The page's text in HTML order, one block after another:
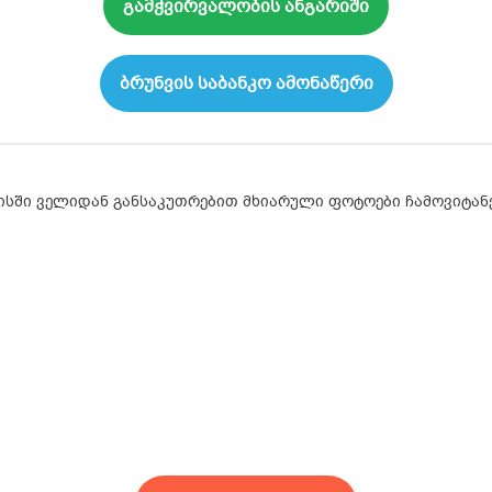
გამჭვირვალობის ანგარიში
ბრუნვის საბანკო ამონაწერი
ველიდან განსაკუთრებით მხიარული ფოტოები